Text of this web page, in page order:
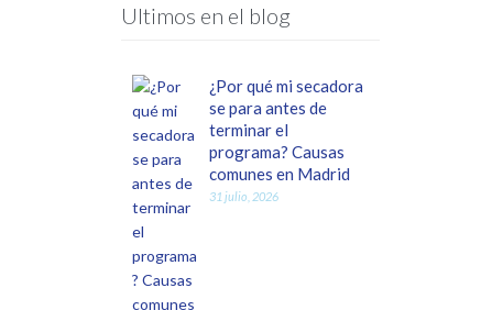
Ultimos en el blog
¿Por qué mi secadora
se para antes de
terminar el
programa? Causas
comunes en Madrid
31 julio, 2026